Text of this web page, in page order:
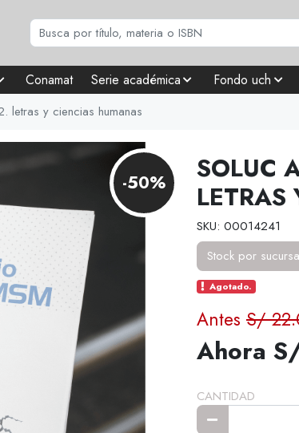
Conamat Serie académica Fondo uch
letras y ciencias humanas
-50%
SOLUC
SKU: 00014241
Stock por
Agotado.
Antes S/
Ahora
CANTIDAD